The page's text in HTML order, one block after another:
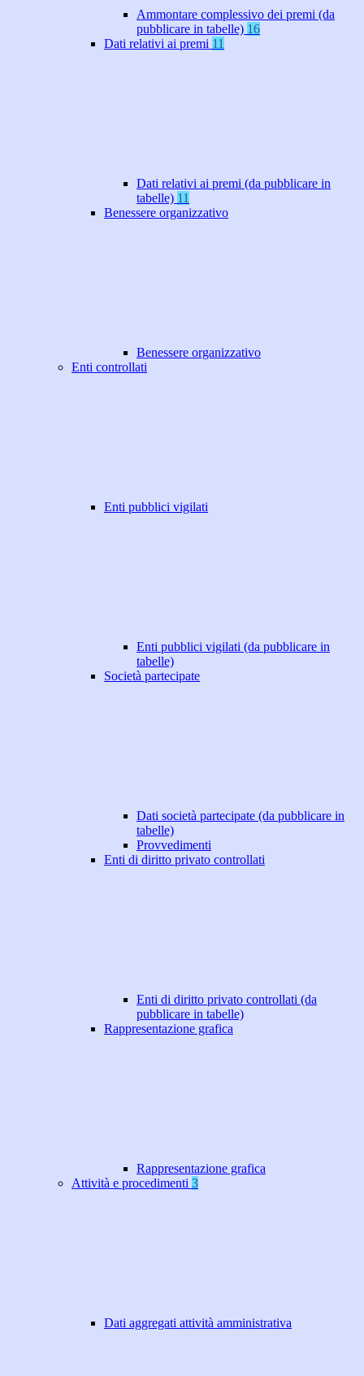
Ammontare complessivo dei premi (da
pubblicare in tabelle) 16
Dati relativi ai premi 11
Dati relativi ai premi (da pubblicare in
tabelle) 11
Benessere organizzativo
Benessere organizzativo
Enti controllati
Enti pubblici vigilati
Enti pubblici vigilati (da pubblicare in
tabelle)
Società partecipate
Dati società partecipate (da pubblicare in
tabelle)
Provvedimenti
Enti di diritto privato controllati
Enti di diritto privato controllati (da
pubblicare in tabelle)
Rappresentazione grafica
Rappresentazione grafica
Attività e procedimenti 3
Dati aggregati attività amministrativa